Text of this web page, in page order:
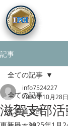
近
記事
全ての記事
北海道支部
全ての記事
滋賀支部
info7524227
2024年10月28日